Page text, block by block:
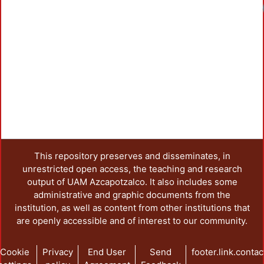
This repository preserves and disseminates, in
unrestricted open access, the teaching and research
output of UAM Azcapotzalco. It also includes some
administrative and graphic documents from the
institution, as well as content from other institutions that
are openly accessible and of interest to our community.
Cookie
Privacy
End User
Send